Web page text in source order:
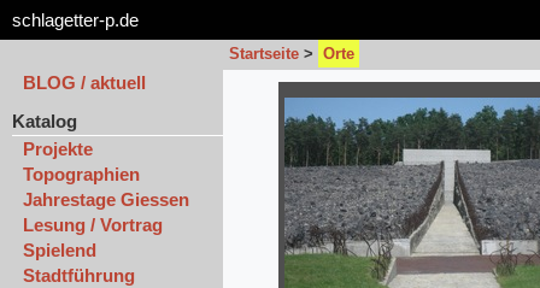
schlagetter-p.de
Startseite > Orte
BLOG / aktuell
Katalog
Projekte
Topographien
Jahrestage Giessen
Lesung / Vortrag
Spielend
Stadtführung